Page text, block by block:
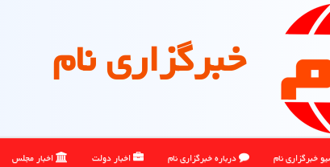
خبرگزاری نام
خبرگزاری نام درباره خبرگزاری نام اخبار دولت اخبار مجلس